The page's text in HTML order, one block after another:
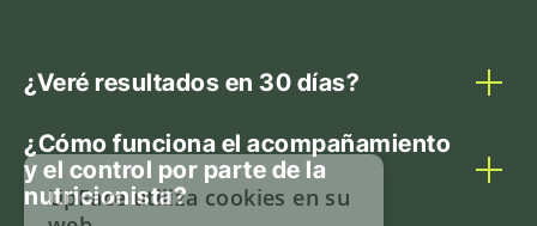
¿Veré resultados en 30 días?
¿Cómo funciona el acompañamiento
y el control por parte de la
nutricionista?